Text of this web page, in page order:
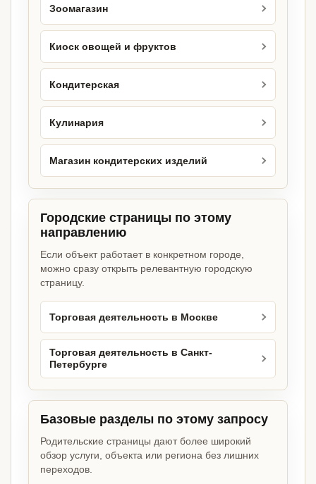
Зоомагазин
Киоск овощей и фруктов
Кондитерская
Кулинария
Магазин кондитерских изделий
Городские страницы по этому
направлению
Если объект работает в конкретном городе,
можно сразу открыть релевантную городскую
страницу.
Торговая деятельность в Москве
Торговая деятельность в Санкт-
Петербурге
Базовые разделы по этому запросу
Родительские страницы дают более широкий
обзор услуги, объекта или региона без лишних
переходов.